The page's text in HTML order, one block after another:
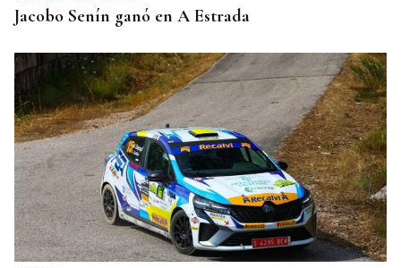
Jacobo Senín ganó en A Estrada